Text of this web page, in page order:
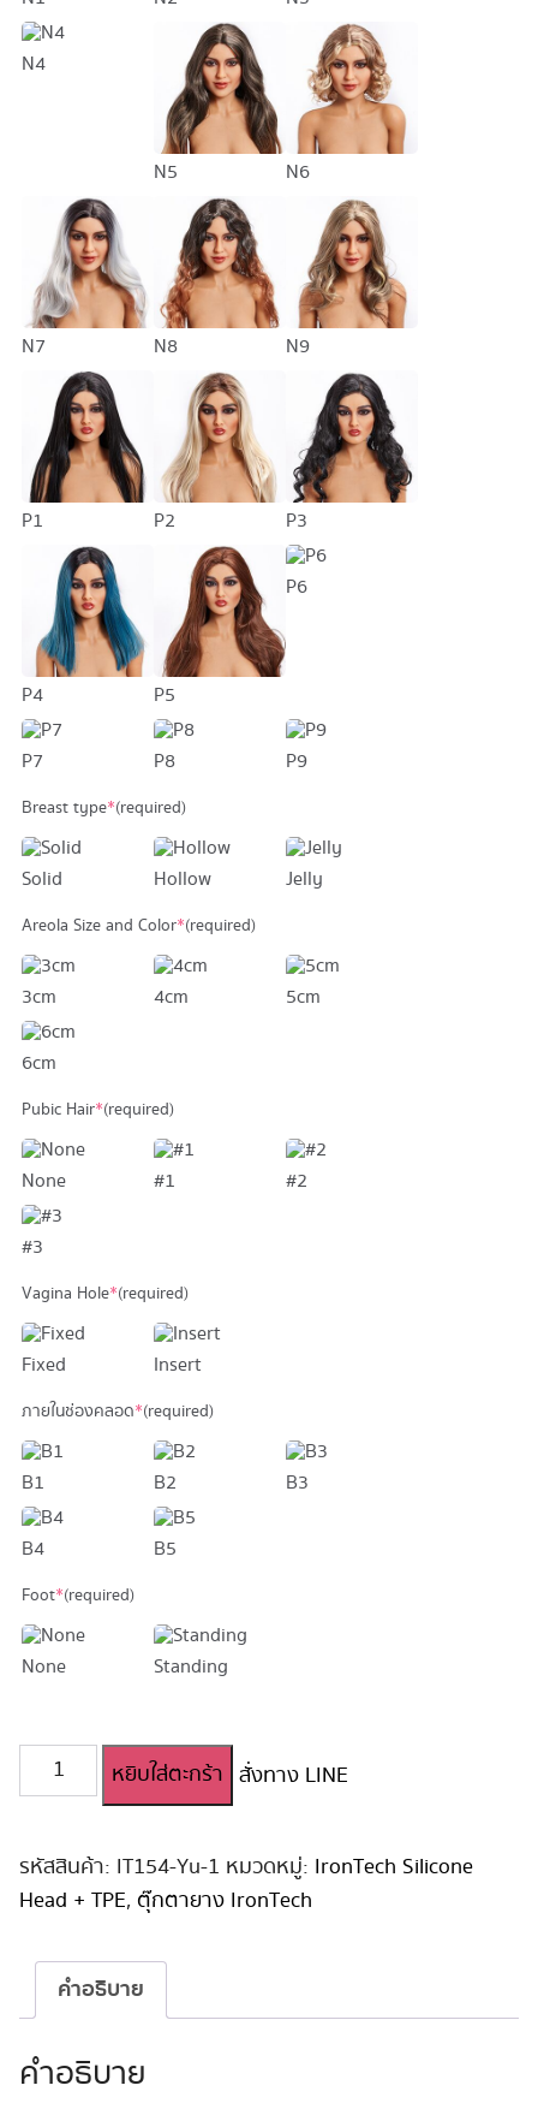
N4
N5 N6
N7 N8 N9
P1 P2 P3
P4 P5
P6
P7 P8 P9
Breast type*(required)
Solid Hollow Jelly
Areola Size and Color*(required)
3cm 4cm 5cm
6cm
Pubic Hair*(required)
None #1 #2
#3
Vagina Hole*(required)
Fixed Insert
ภายในช่องคลอด*(required)
B1 B2 B3
B4 B5
Foot*(required)
None Standing
จำนวน
ตุ๊กตา
Silicone
Head
Hybrid
หยิบใส่ตะกร้า สั่งทาง LINE
รหัสสินค้า: IT154-Yu-1 หมวดหมู่: IronTech Silicone
Head + TPE, ตุ๊กตายาง IronTech
คำอธิบาย
คำอธิบาย